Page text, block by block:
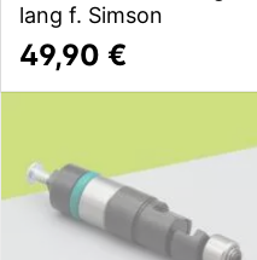
lang f. Simson
49,90 €